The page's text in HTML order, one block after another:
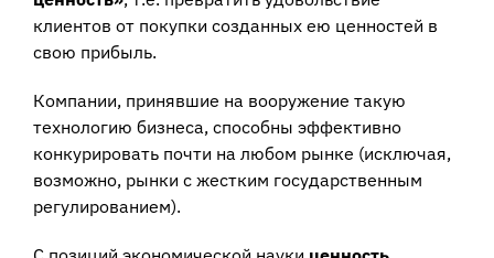
клиентов от покупки созданных ею ценностей в
свою прибыль.
Компании, принявшие на вооружение такую
технологию бизнеса, способны эффективно
конкурировать почти на любом рынке (исключая,
возможно, рынки с жестким государственным
регулированием).